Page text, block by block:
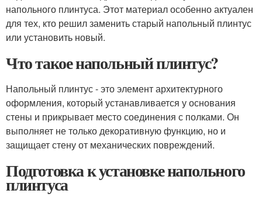
напольного плинтуса. Этот материал особенно актуален
для тех, кто решил заменить старый напольный плинтус
или установить новый.
Что такое напольный плинтус?
Напольный плинтус - это элемент архитектурного
оформления, который устанавливается у основания
стены и прикрывает место соединения с полками. Он
выполняет не только декоративную функцию, но и
защищает стену от механических повреждений.
Подготовка к установке напольного
плинтуса